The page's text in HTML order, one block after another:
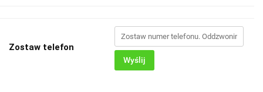
Zostaw telefon
Wyślij